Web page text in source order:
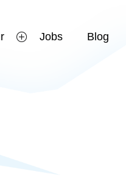
Jobs Blog